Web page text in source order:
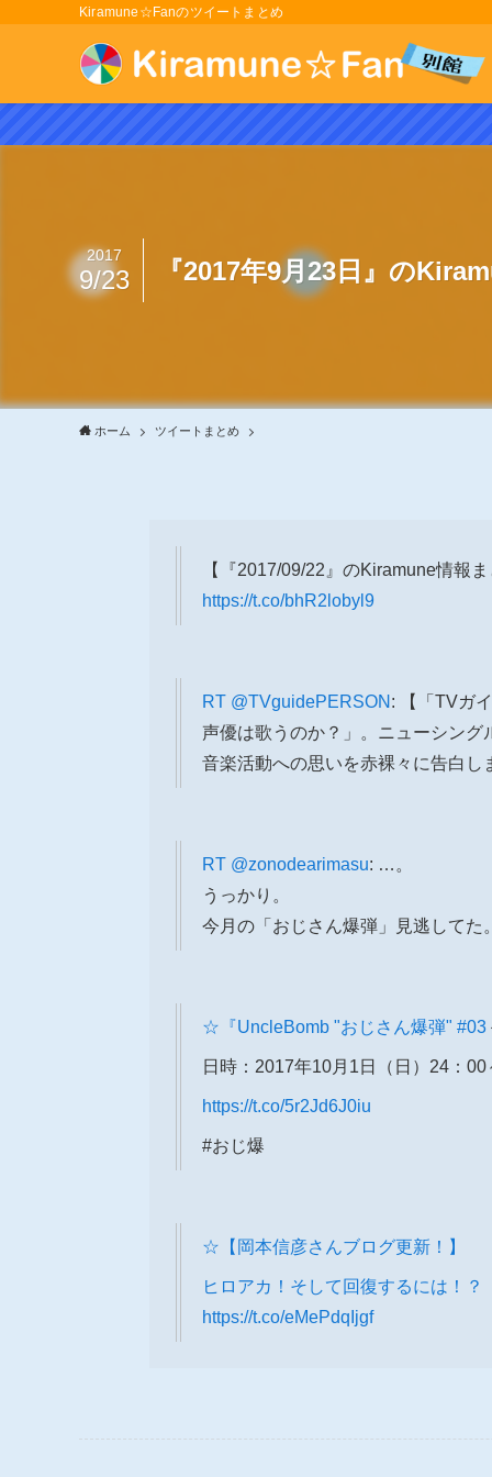
Kiramune☆Fanのツイートまとめ
『2017年9月23日』の
2017
9/23
ホーム ツイートまとめ
【『2017/09/22』のKiramune情報ま
https://t.co/bhR2lobyl9
RT @TVguidePERSON : 【「TVガ
声優は歌うのか？」。ニューシング
音楽活動への思いを赤裸々に告白
RT @zonodearimasu: …。
うっかり。
今月の「おじさん爆弾」見逃してた。
☆『UncleBomb "おじさん爆弾" #03
日時：2017年10月1日（日）24：00
https://t.co/5r2Jd6J0iu
#おじ爆
☆【岡本信彦さんブログ更新！】
ヒロアカ！そして回復するには！？
https://t.co/eMePdqIjgf